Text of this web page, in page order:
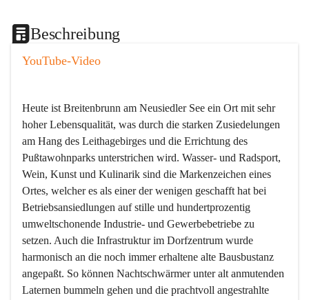
Beschreibung
YouTube-Video
Heute ist Breitenbrunn am Neusiedler See ein Ort mit sehr
hoher Lebensqualität, was durch die starken Zusiedelungen
am Hang des Leithagebirges und die Errichtung des
Pußtawohnparks unterstrichen wird. Wasser- und Radsport,
Wein, Kunst und Kulinarik sind die Markenzeichen eines
Ortes, welcher es als einer der wenigen geschafft hat bei
Betriebsansiedlungen auf stille und hundertprozentig
umweltschonende Industrie- und Gewerbebetriebe zu
setzen. Auch die Infrastruktur im Dorfzentrum wurde
harmonisch an die noch immer erhaltene alte Bausbustanz
angepaßt. So können Nachtschwärmer unter alt anmutenden
Laternen bummeln gehen und die prachtvoll angestrahlte